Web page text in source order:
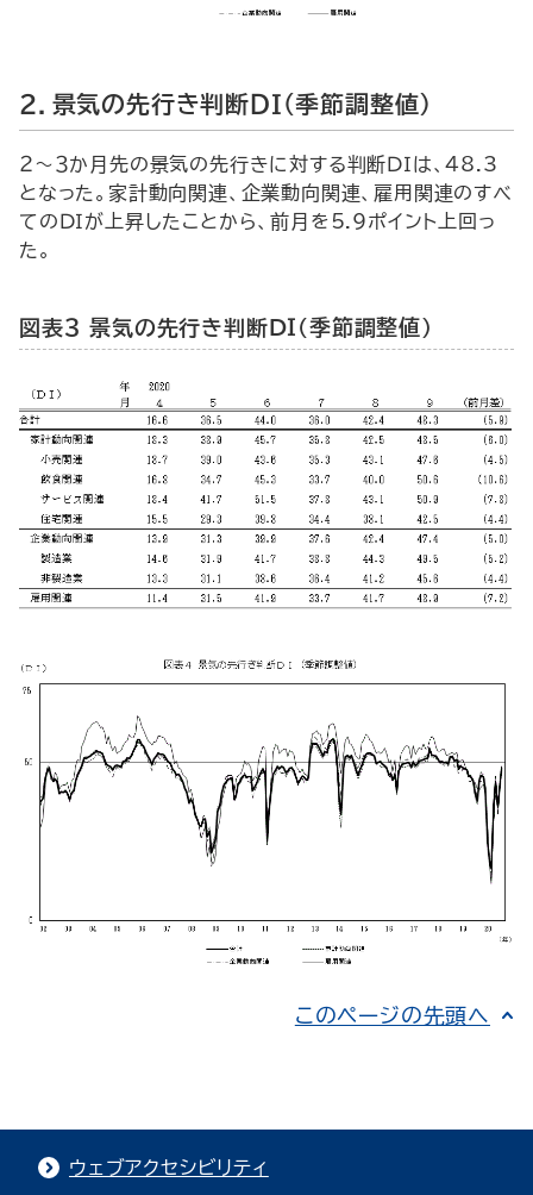
２．景気の先行き判断ＤＩ（季節調整値）
２～３か月先の景気の先行きに対する判断ＤＩは、48.3
となった。家計動向関連、企業動向関連、雇用関連のすべ
てのＤＩが上昇したことから、前月を5.9ポイント上回っ
た。
図表３ 景気の先行き判断ＤＩ（季節調整値）
このページの先頭へ
ウェブアクセシビリティ